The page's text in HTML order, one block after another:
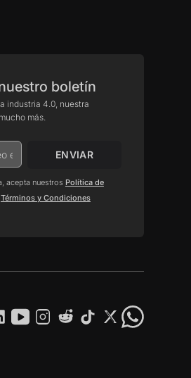
boletín
industria 4.0, nuestra
más.
acepta nuestros Política de
Términos y Condiciones.